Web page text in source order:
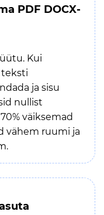
PDF DOCX-
Kui
teksti
ja sisu
nullist
väiksemad
vähem ruumi ja